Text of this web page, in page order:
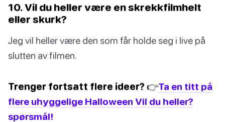
10. Vil du heller være en skrekkfilmhelt
eller skurk?
Jeg vil heller være den som får holde seg i live på
slutten av filmen.
Trenger fortsatt flere ideer? 👉Ta en titt på
flere uhyggelige Halloween Vil du heller?
spørsmål!